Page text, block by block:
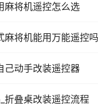
麻将机遥控怎么选
麻将机能用万能遥控吗
己动手改装遥控器
折叠桌改装遥控流程